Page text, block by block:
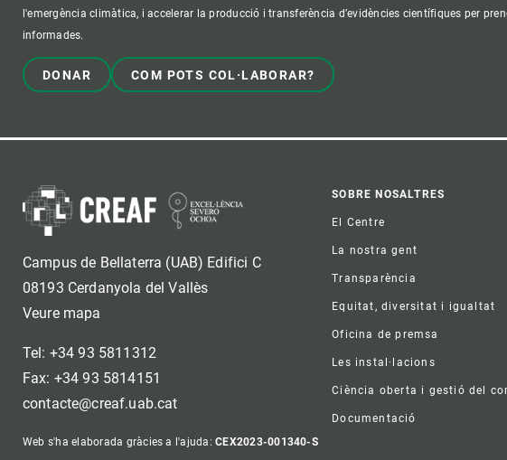
l'emergència climàtica, i accelerar la producció i transferència d’evidències científiques per
informades.
DONAR COM POTS COL·LABORAR?
Campus de Bellaterra (UAB) Edifici C
08193 Cerdanyola del Vallès
Veure mapa
Tel: +34 93 5811312
Fax: +34 93 5814151
contacte@creaf.uab.cat
Web s'ha elaborada gràcies a l'ajuda:CEX2023-001340-S
Footer
SOBRE NOSALTRES
El Centre
La nostra gent
Transparència
Equitat, diversitat i igualtat
Oficina de premsa
Les instal·lacions
Ciència oberta i gestió del
Documentació